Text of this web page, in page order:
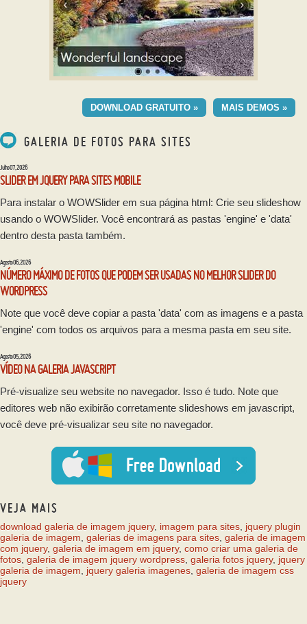
MAIS DEMOS »
DOWNLOAD GRATUITO »
GALERIA DE FOTOS PARA SITES
Julho 07, 2026
SLIDER EM JQUERY PARA SITES MOBILE
Para instalar o WOWSlider em sua página html: Crie seu slideshow
usando o WOWSlider. Você encontrará as pastas 'engine' e 'data'
dentro desta pasta também.
Agosto 06, 2026
NÚMERO MÁXIMO DE FOTOS QUE PODEM SER USADAS NO MELHOR SLIDER DO
WORDPRESS
Note que você deve copiar a pasta 'data' com as imagens e a pasta
'engine' com todos os arquivos para a mesma pasta em seu site.
Agosto 05, 2026
VÍDEO NA GALERIA JAVASCRIPT
Pré-visualize seu website no navegador. Isso é tudo. Note que
editores web não exibirão corretamente slideshows em javascript,
você deve pré-visualizar seu site no navegador.
VEJA MAIS
download galeria de imagem jquery, imagem para sites, jquery plugin
galeria de imagem, galerias de imagens para sites, galeria de imagem
com jquery, galeria de imagem em jquery, como criar uma galeria de
fotos, galeria de imagem jquery wordpress, galeria fotos jquery, jquery
galeria de imagem, jquery galeria imagenes, galeria de imagem css
jquery